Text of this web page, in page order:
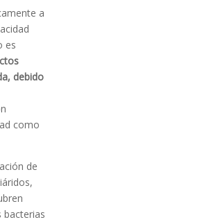
a
es
debido
como
de
bacterias